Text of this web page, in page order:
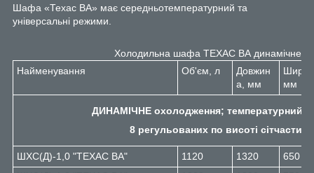
Шафа «Техас ВА» має середньотемпературний та
універсальні режими.
Холодильна шафа ТЕХАС ВА динамічне
Найменування
Об'єм, л
Довжин
а, мм
мм
ДИНАМІЧНЕ охолодження; температурний
8 регульованих по висоті сітчастих
ШХС(Д)-1,0 "ТЕХАС ВА" 1120 1320
650